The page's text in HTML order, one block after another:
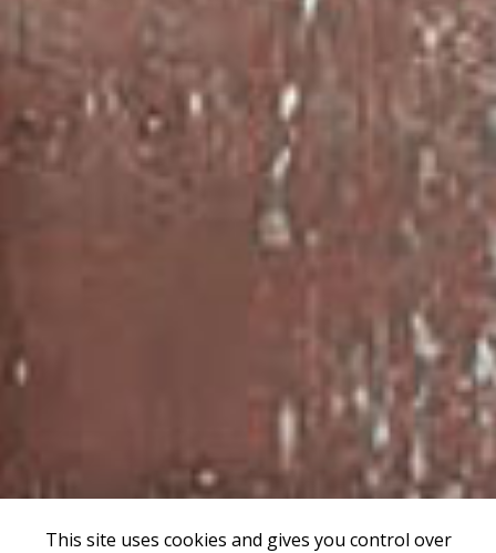
This site uses cookies and gives you control over